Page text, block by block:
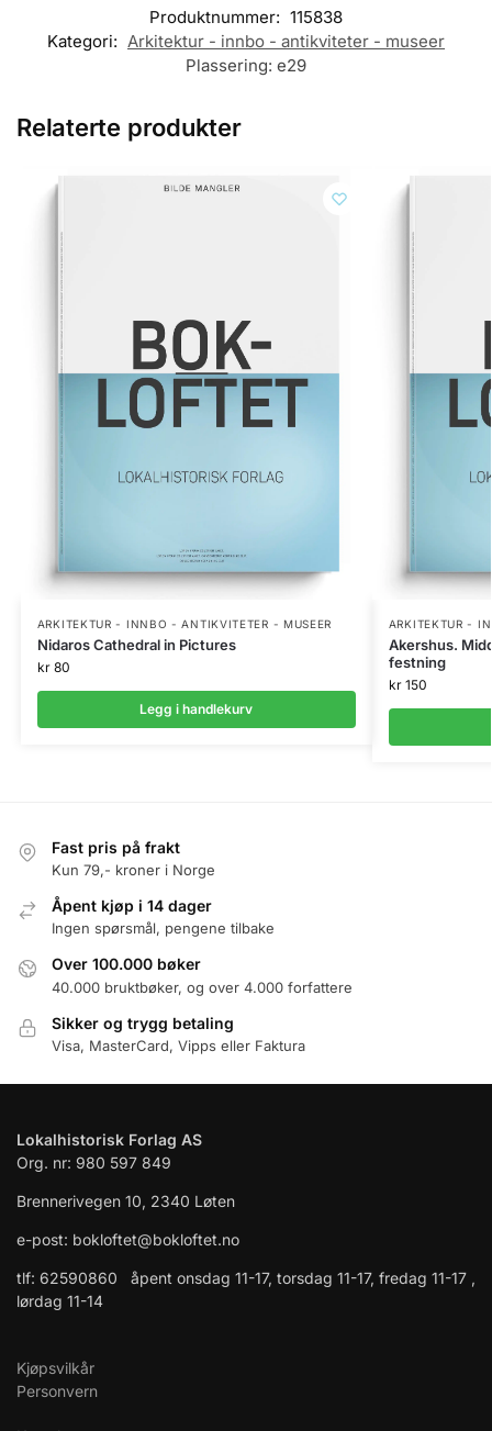
Produktnummer: 115838
Kategori: Arkitektur - innbo - antikviteter - museer
Plassering: e29
Relaterte produkter
ARKITEKTUR - INNBO - ANTIKVITETER - MUSEER
Nidaros Cathedral in Pictures
kr80
Legg i handlekurv
ARKITEKTUR -
Akershus.
festning
kr150
Fast pris på frakt
Kun 79,- kroner i Norge
Åpent kjøp i 14 dager
Ingen spørsmål, pengene tilbake
Over 100.000 bøker
40.000 bruktbøker, og over 4.000 forfattere
Sikker og trygg betaling
Visa, MasterCard, Vipps eller Faktura
Lokalhistorisk Forlag AS
Org. nr: 980 597 849
Brennerivegen 10, 2340 Løten
e-post: bokloftet@bokloftet.no
tlf: 62590860 åpent onsdag 11-17, torsdag 11-17, fredag 11-17 ,
lørdag 11-14
Kjøpsvilkår
Personvern